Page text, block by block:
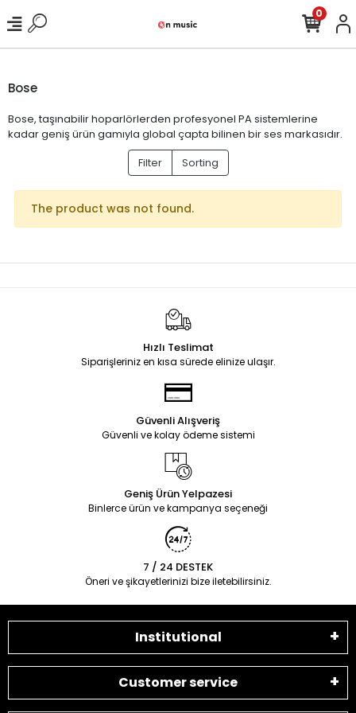
0
Bose
Bose, taşınabilir hoparlörlerden profesyonel PA sistemlerine
kadar geniş ürün gamıyla global çapta bilinen bir ses markasıdır.
Filter
Sorting
The product was not found.
Hızlı Teslimat
Siparişleriniz en kısa sürede elinize ulaşır.
Güvenli Alışveriş
Güvenli ve kolay ödeme sistemi
Geniş Ürün Yelpazesi
Binlerce ürün ve kampanya seçeneği
7 / 24 DESTEK
Öneri ve şikayetlerinizi bize iletebilirsiniz.
Institutional
Customer service